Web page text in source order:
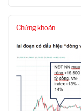
Chứng khoán